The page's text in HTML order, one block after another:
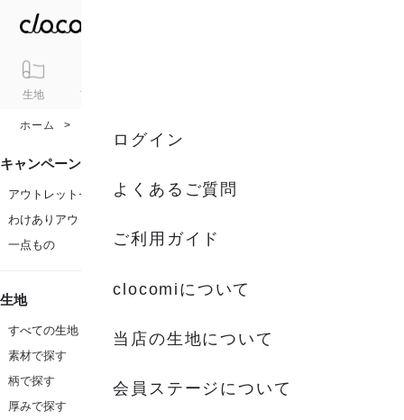
生地 アイテム
ログイン
よくあるご質問
ご利用ガイド
clocomiについて
当店の生地について
会員ステージについて
ホーム
キャンペーン
アウトレットセール
わけありアウトレット
一点もの
生地
すべての生地
素材で探す
柄で探す
厚みで探す